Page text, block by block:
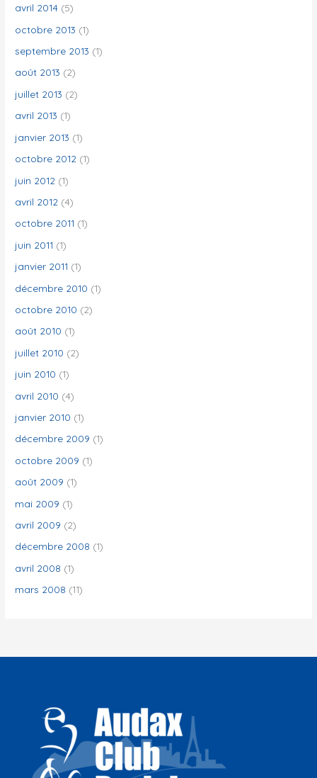
avril 2014 (5)
octobre 2013 (1)
septembre 2013 (1)
août 2013 (2)
juillet 2013 (2)
avril 2013 (1)
janvier 2013 (1)
octobre 2012 (1)
juin 2012 (1)
avril 2012 (4)
octobre 2011 (1)
juin 2011 (1)
janvier 2011 (1)
décembre 2010 (1)
octobre 2010 (2)
août 2010 (1)
juillet 2010 (2)
juin 2010 (1)
avril 2010 (4)
janvier 2010 (1)
décembre 2009 (1)
octobre 2009 (1)
août 2009 (1)
mai 2009 (1)
avril 2009 (2)
décembre 2008 (1)
avril 2008 (1)
mars 2008 (11)